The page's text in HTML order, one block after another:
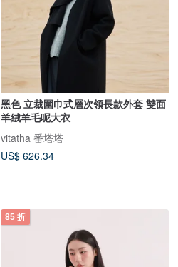
黑色 立裁圍巾式層次領長款外套 雙面
羊絨羊毛呢大衣
vitatha 番塔塔
US$ 626.34
85 折